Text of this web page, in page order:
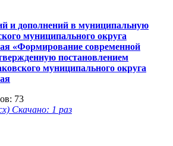
и дополнений в муниципальную
муниципального округа
«Формирование современной
постановлением
муниципального округа
73
Скачано: 1 раз